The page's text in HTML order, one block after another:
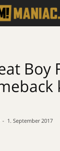
Boy
- 1. September 2017